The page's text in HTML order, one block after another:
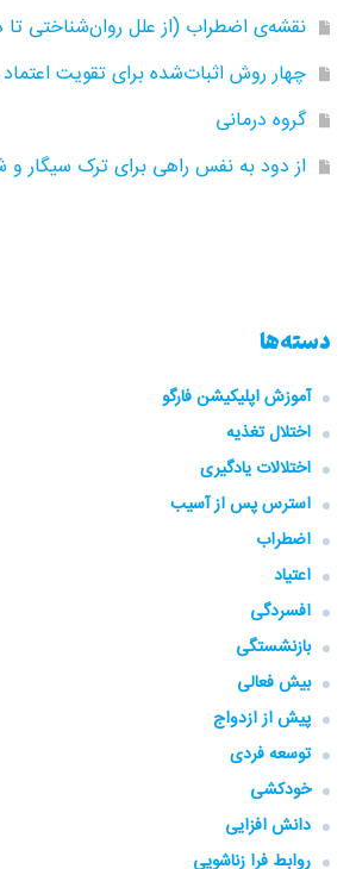
نقشه‌ی اضطراب (از علل روان‌شناختی
چهار روش اثبات‌شده برای تقویت
گروه‌ درمانی
از دود به نفس راهی برای ترک سیگار و
دسته‌ها
آموزش اپلیکیشن فارگو
اختلال تغذیه
اختلالات یادگیری
استرس پس از آسیب
اضطراب
اعتیاد
افسردگی
بازنشستگی
بیش فعالی
پیش از ازدواج
توسعه فردی
خودکشی
دانش افزایی
روابط فرا زناشویی